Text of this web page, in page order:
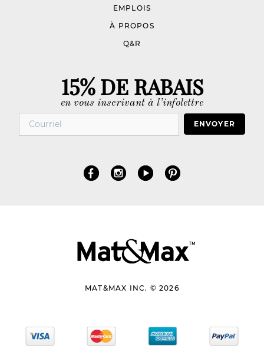
EMPLOIS
À PROPOS
Q&R
15% DE RABAIS
en vous inscrivant à l’infolettre
ENVOYER
MAT&MAX INC. © 2026